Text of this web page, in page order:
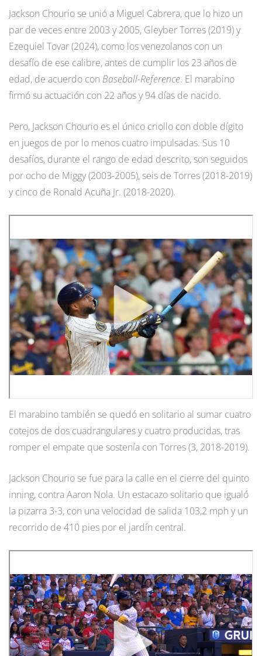
Jackson Chourio se unió a Miguel Cabrera, que lo hizo un
par de veces entre 2003 y 2005, Gleyber Torres (2019) y
Ezequiel Tovar (2024), como los venezolanos con un
desafío de ese calibre, antes de cumplir los 23 años de
edad, de acuerdo con Baseball-Reference. El marabino
firmó su actuación con 22 años y 94 días de nacido.
Pero, Jackson Chourio es el único criollo con doble dígito
en juegos de por lo menos cuatro impulsadas. Sus 10
desafíos, durante el rango de edad descrito, son seguidos
por ocho de Miggy (2003-2005), seis de Torres (2018-2019)
y cinco de Ronald Acuña Jr. (2018-2020).
El marabino también se quedó en solitario al sumar cuatro
cotejos de dos cuadrangulares y cuatro producidas, tras
romper el empate que sostenía con Torres (3, 2018-2019).
Jackson Chourio se fue para la calle en el cierre del quinto
inning, contra Aaron Nola. Un estacazo solitario que igualó
la pizarra 3-3, con una velocidad de salida 103,2 mph y un
recorrido de 410 pies por el jardín central.